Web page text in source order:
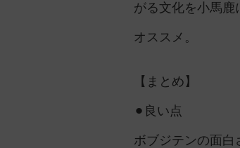
がる文化を小馬鹿
オススメ。
【まとめ】
⚫︎良い点
ボブジテンの面白